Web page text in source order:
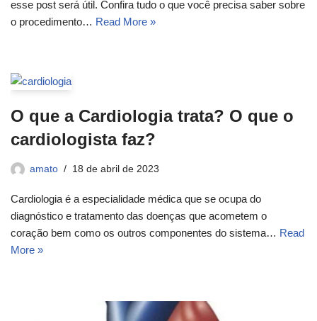
esse post será útil. Confira tudo o que você precisa saber sobre
o procedimento… Read More »
O que a Cardiologia trata? O que o
cardiologista faz?
amato 18 de abril de 2023
Cardiologia é a especialidade médica que se ocupa do
diagnóstico e tratamento das doenças que acometem o
coração bem como os outros componentes do sistema… Read
More »